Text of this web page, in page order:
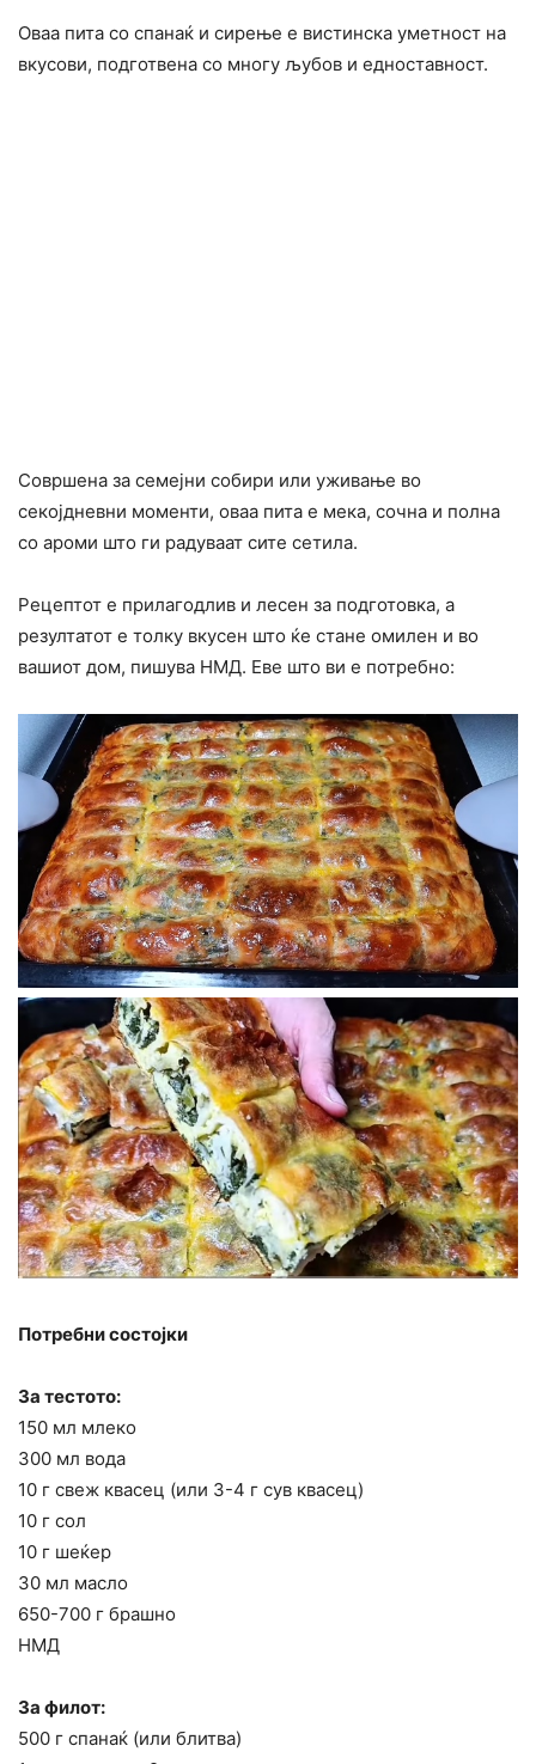
Оваа пита со спанаќ и сирење е вистинска уметност на
вкусови, подготвена со многу љубов и едноставност.
Совршена за семејни собири или уживање во
секојдневни моменти, оваа пита е мека, сочна и полна
со ароми што ги радуваат сите сетила.
Рецептот е прилагодлив и лесен за подготовка, а
резултатот е толку вкусен што ќе стане омилен и во
вашиот дом, пишува НМД. Еве што ви е потребно:
Потребни состојки
За тестото:
150 мл млеко
300 мл вода
10 г свеж квасец (или 3-4 г сув квасец)
10 г сол
10 г шеќер
30 мл масло
650-700 г брашно
НМД
За филот:
500 г спанаќ (или блитва)